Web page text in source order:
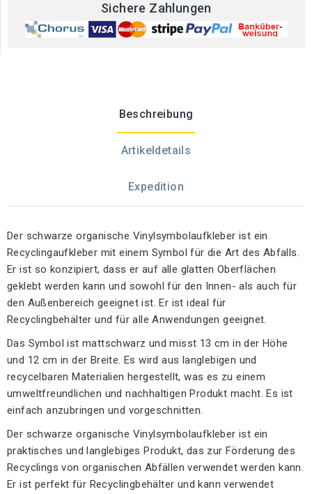
Sichere Zahlungen
Beschreibung
Artikeldetails
Expedition
Der schwarze organische Vinylsymbolaufkleber ist ein
Recyclingaufkleber mit einem Symbol für die Art des Abfalls.
Er ist so konzipiert, dass er auf alle glatten Oberflächen
geklebt werden kann und sowohl für den Innen- als auch für
den Außenbereich geeignet ist. Er ist ideal für
Recyclingbehälter und für alle Anwendungen geeignet.
Das Symbol ist mattschwarz und misst 13 cm in der Höhe
und 12 cm in der Breite. Es wird aus langlebigen und
recycelbaren Materialien hergestellt, was es zu einem
umweltfreundlichen und nachhaltigen Produkt macht. Es ist
einfach anzubringen und vorgeschnitten.
Der schwarze organische Vinylsymbolaufkleber ist ein
praktisches und langlebiges Produkt, das zur Förderung des
Recyclings von organischen Abfällen verwendet werden kann.
Er ist perfekt für Recyclingbehälter und kann verwendet